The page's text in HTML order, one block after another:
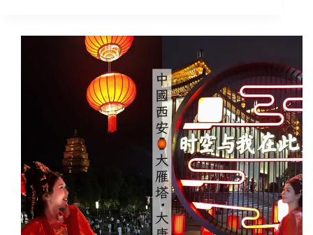
摔
出
來!
安
大
坑、
華
清
宮